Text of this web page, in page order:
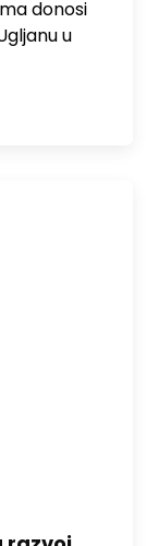
donosi
u